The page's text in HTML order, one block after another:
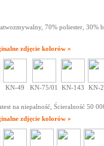
70% poliester, 30%
zdjęcie kolorów »
KN-49 KN-75/01 KN-143
KN-
na niepalność, Ścieralność 50
zdjęcie kolorów »